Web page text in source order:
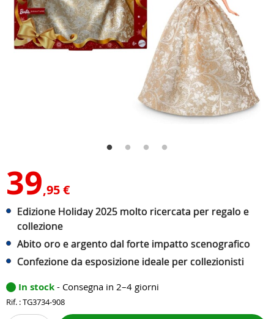
39,95 €
Edizione Holiday 2025 molto ricercata per regalo e
collezione
Abito oro e argento dal forte impatto scenografico
Confezione da esposizione ideale per collezionisti
In stock - Consegna in 2–4 giorni
Rif. : TG3734-908